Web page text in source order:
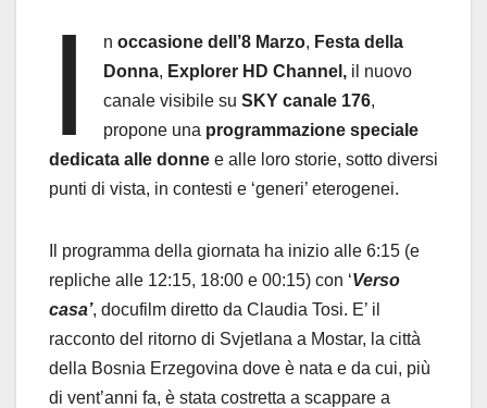
I noccasione dell’8 Marzo, Festa della
Donna, Explorer HD Channel , il nuovo
canale visibile suSKY canale 176,
propone una programmazione speciale
dedicata alle donne e alle loro storie, sotto diversi
punti di vista, in contesti e ‘generi’ eterogenei.
Il programma della giornata ha inizio alle 6:15 (e
repliche alle 12:15, 18:00 e 00:15) con ‘Verso
casa’, docufilm diretto da Claudia Tosi. E’ il
racconto del ritorno di Svjetlana a Mostar, la città
della Bosnia Erzegovina dove è nata e da cui, più
di vent’anni fa, è stata costretta a scappare a